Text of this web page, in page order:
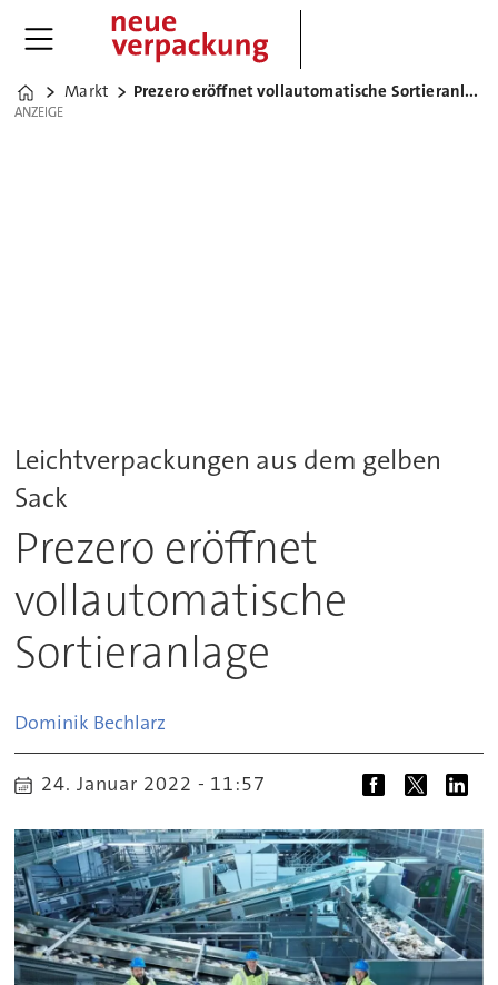
Home
Markt Prezero eröffnet vollautomatische Sortieranlage
ANZEIGE
ANZEIGE
Leichtverpackungen aus dem gelben
Sack
Prezero eröffnet
vollautomatische
Sortieranlage
Dominik Bechlarz
24. Januar 2022 - 11:57